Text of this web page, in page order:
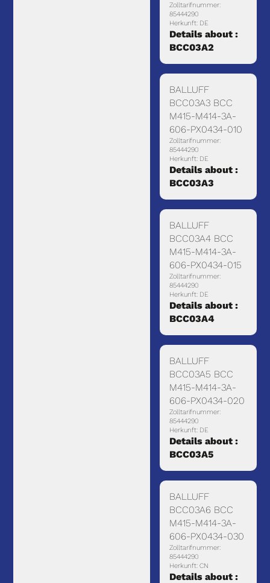
Zolltarifnummer:
85444290
Herkunft: DE
Details about :
BCC03A2
BALLUFF
BCC03A3 BCC
M415-M414-3A-
606-PX0434-010
Zolltarifnummer:
85444290
Herkunft: DE
Details about :
BCC03A3
BALLUFF
BCC03A4 BCC
M415-M414-3A-
606-PX0434-015
Zolltarifnummer:
85444290
Herkunft: DE
Details about :
BCC03A4
BALLUFF
BCC03A5 BCC
M415-M414-3A-
606-PX0434-020
Zolltarifnummer:
85444290
Herkunft: DE
Details about :
BCC03A5
BALLUFF
BCC03A6 BCC
M415-M414-3A-
606-PX0434-030
Zolltarifnummer:
85444290
Herkunft: CN
Details about :